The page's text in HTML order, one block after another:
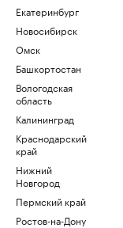
Екатеринбург
Новосибирск
Омск
Башкортостан
Вологодская
область
Калининград
Краснодарский
край
Нижний
Новгород
Пермский край
Ростов-на-Дону